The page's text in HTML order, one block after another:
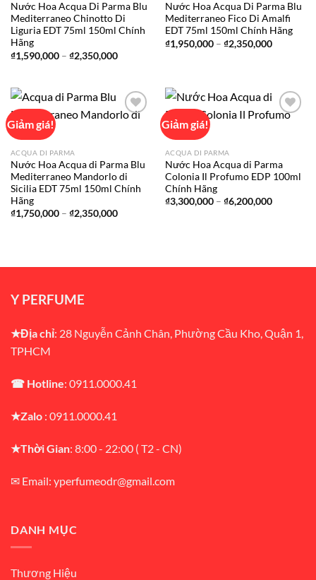
Nước Hoa Acqua Di Parma Blu
Mediterraneo Chinotto Di
Liguria EDT 75ml 150ml Chính
Hãng
₫1,590,000 – ₫2,350,000Khoảng
đến
₫2,350,000
Nước Hoa Acqua Di Parma Blu
Mediterraneo Fico Di Amalfi
EDT 75ml 150ml Chính Hãng
₫1,950,000 – ₫2,350,000Khoảng
Giảm giá!
ACQUA DI PARMA
Nước Hoa Acqua di Parma Blu
Mediterraneo Mandorlo di
Sicilia EDT 75ml 150ml Chính
Hãng
₫1,750,000 – ₫2,350,000Khoảng
Giảm giá!
ACQUA DI PARMA
Nước Hoa Acqua di Parma
Colonia Il Profumo EDP 100ml
Chính Hãng
₫3,300,000 – ₫6,200,000Khoảng
Y PERFUME
★Địa chỉ: 28 Nguyễn Cảnh Chân, Phường Cầu Kho, Quận 1,
TPHCM
☎ Hotline: 0911.0000.41
★Zalo : 0911.0000.41
★Thời Gian: 8:00 - 22:00 ( T2 - CN)
✉ Email: yperfumeodr@gmail.com
DANH MỤC
Thương Hiệu